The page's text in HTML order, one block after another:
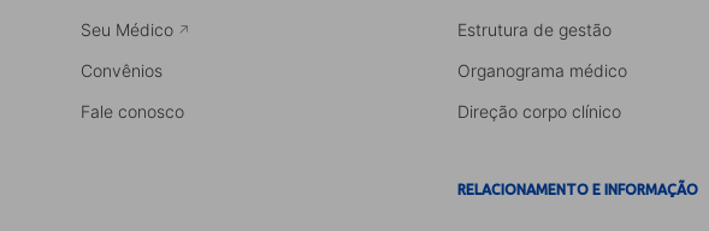
Seu Médico
Convênios
Fale conosco
Estrutura de gestão
Organograma médico
Direção corpo clínico
RELACIONAMENTO E INFORMAÇÃO